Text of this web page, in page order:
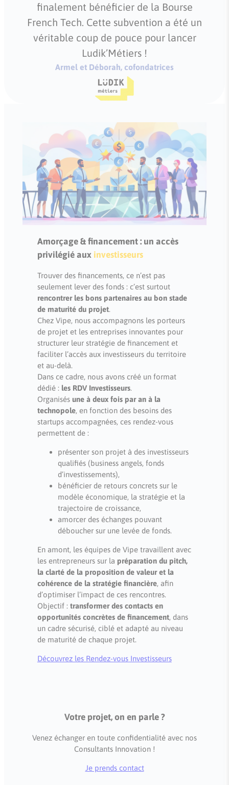
finalement bénéficier de la Bourse
French Tech. Cette subvention a été un
véritable coup de pouce pour lancer
Ludik’Métiers !
Armel et Déborah, cofondatrices
Amorçage & financement : un accès
privilégié aux investisseurs
Trouver des financements, ce n’est pas
seulement lever des fonds : c’est surtout
rencontrer les bons partenaires au bon stade
de maturité du projet.
Chez Vipe, nous accompagnons les porteurs
de projet et les entreprises innovantes pour
structurer leur stratégie de financement et
faciliter l’accès aux investisseurs du territoire
et au-delà.
Dans ce cadre, nous avons créé un format
dédié : les RDV Investisseurs.
Organisés une à deux fois par an à la
technopole, en fonction des besoins des
startups accompagnées, ces rendez-vous
permettent de :
présenter son projet à des investisseurs
qualifiés (business angels, fonds
d’investissements),
bénéficier de retours concrets sur le
modèle économique, la stratégie et la
trajectoire de croissance,
amorcer des échanges pouvant
déboucher sur une levée de fonds.
En amont, les équipes de Vipe travaillent avec
les entrepreneurs sur la préparation du pitch,
la clarté de la proposition de valeur et la
cohérence de la stratégie financière, afin
d’optimiser l’impact de ces rencontres.
Objectif : transformer des contacts en
opportunités concrètes de financement, dans
un cadre sécurisé, ciblé et adapté au niveau
de maturité de chaque projet.
Découvrez les Rendez-vous Investisseurs
Votre projet, on en parle ?
Venez échanger en toute confidentialité avec nos
Consultants Innovation !
Je prends contact